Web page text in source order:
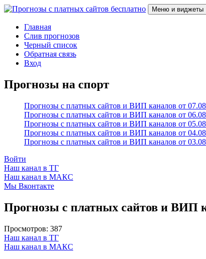
Перейти
содержимому
Прогнозы с платных сайтов бесплатно
Слив прогнозов с платных VIP каналов
Меню и виджеты
Главная
Слив прогнозов
Черный список
Обратная связь
Вход
Прогнозы на спорт
Прогнозы с платных сайтов и ВИП каналов от
Прогнозы с платных сайтов и ВИП каналов от
Прогнозы с платных сайтов и ВИП каналов от
Прогнозы с платных сайтов и ВИП каналов от
Прогнозы с платных сайтов и ВИП каналов от
Войти
Наш канал в ТГ
Наш канал в МАКС
Мы Вконтакте
Прогнозы с платных сайтов и ВИП
Просмотров: 387
Наш канал в ТГ
Наш канал в МАКС